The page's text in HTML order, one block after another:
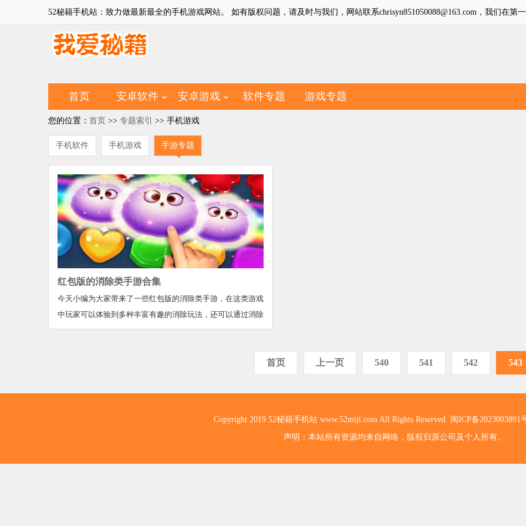
52秘籍手机站：致力做最新最全的手机游戏网站。 如有版权问题，请及时与我们，网站联系chrisyn851050088@163.com，我们在第
首页 安卓软件 安卓游戏 软件专题 游戏专题
您的位置： 首页 >> 专题索引 >> 手机游戏
手机软件 手机游戏 手游专题
红包版的消除类手游合集
今天小编为大家带来了一些红包版的消除类手游，在这类游戏
中玩家可以体验到多种丰富有趣的消除玩法，还可以通过消除
闯关完成任务获得大量红包奖励，让玩家可以一边玩游戏一边
首页 上一页 540 541 542 543
Copyright 2019 52秘籍手机站 www.52miji.com All Rights Reserved. 闽ICP备2023003891
声明：本站所有资源均来自网络，版权归原公司及个人所有。